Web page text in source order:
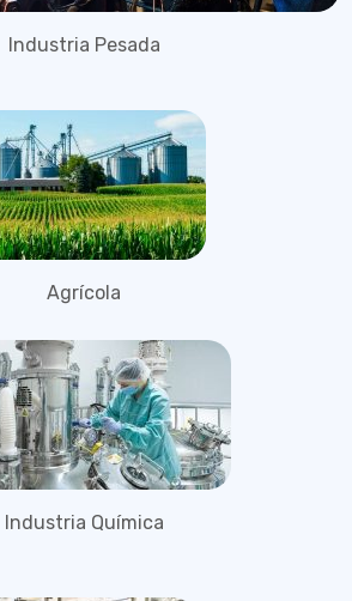
Industria Pesada
Agrícola
Industria Química